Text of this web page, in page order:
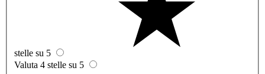
stelle su 5
Valuta 4 stelle su 5